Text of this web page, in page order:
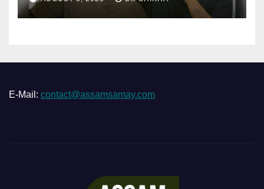
E-Mail: contact@assamsamay.com